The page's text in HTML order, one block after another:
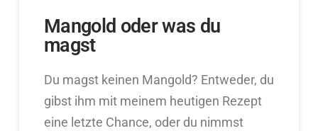
Mangold oder was du
magst
Du magst keinen Mangold? Entweder, du
gibst ihm mit meinem heutigen Rezept
eine letzte Chance, oder du nimmst